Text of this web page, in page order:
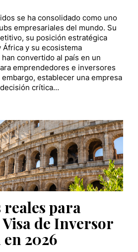
se ha consolidado como uno
empresariales del mundo. Su
su posición estratégica
África y su ecosistema
convertido al país en un
emprendedores e inversores
establecer una empresa
crítica…
reales para
de Inversor
2026